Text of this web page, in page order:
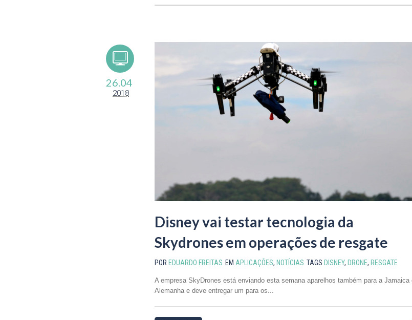
26.04
2018
Disney vai testar tecnologia da
Skydrones em operações de resgate
POR EDUARDO FREITAS EM APLICAÇÕES, NOTÍCIAS TAGS DISNEY, DRONE, RESGATE
A empresa SkyDrones está enviando esta semana aparelhos também para a Jamaica
Alemanha e deve entregar um para os...